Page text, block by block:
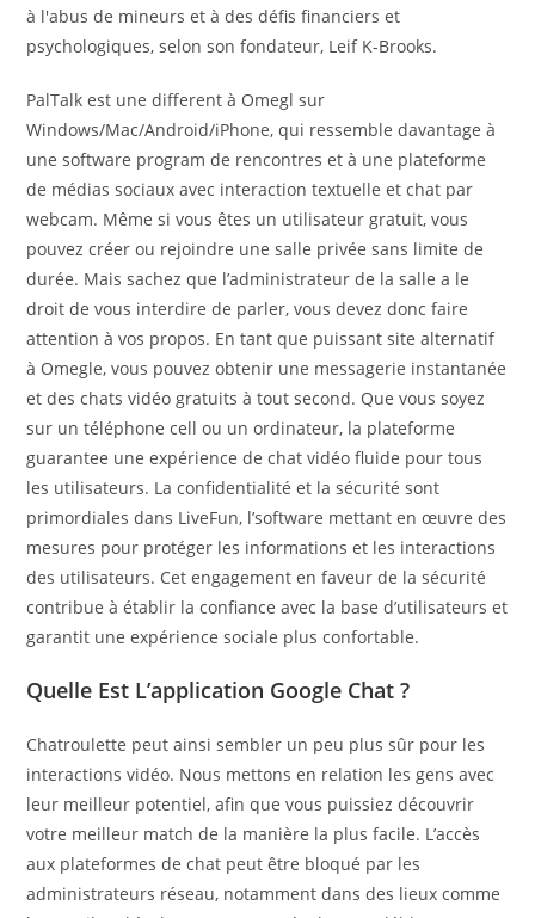
à l'abus de mineurs et à des défis financiers et
psychologiques, selon son fondateur, Leif K-Brooks.
PalTalk est une different à Omegl sur
Windows/Mac/Android/iPhone, qui ressemble davantage à
une software program de rencontres et à une plateforme
de médias sociaux avec interaction textuelle et chat par
webcam. Même si vous êtes un utilisateur gratuit, vous
pouvez créer ou rejoindre une salle privée sans limite de
durée. Mais sachez que l’administrateur de la salle a le
droit de vous interdire de parler, vous devez donc faire
attention à vos propos. En tant que puissant site alternatif
à Omegle, vous pouvez obtenir une messagerie instantanée
et des chats vidéo gratuits à tout second. Que vous soyez
sur un téléphone cell ou un ordinateur, la plateforme
guarantee une expérience de chat vidéo fluide pour tous
les utilisateurs. La confidentialité et la sécurité sont
primordiales dans LiveFun, l’software mettant en œuvre des
mesures pour protéger les informations et les interactions
des utilisateurs. Cet engagement en faveur de la sécurité
contribue à établir la confiance avec la base d’utilisateurs et
garantit une expérience sociale plus confortable.
Quelle Est L’application Google Chat ?
Chatroulette peut ainsi sembler un peu plus sûr pour les
interactions vidéo. Nous mettons en relation les gens avec
leur meilleur potentiel, afin que vous puissiez découvrir
votre meilleur match de la manière la plus facile. L’accès
aux plateformes de chat peut être bloqué par les
administrateurs réseau, notamment dans des lieux comme